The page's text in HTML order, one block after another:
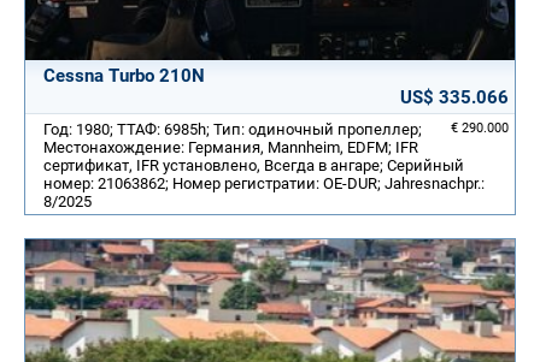
Cessna Turbo 210N
US$ 335.066
€ 290.000
Год: 1980; ТТАФ: 6985h; Тип: одиночный пропеллер;
Местонахождение: Германия, Mannheim, EDFM; IFR
сертификат, IFR установлено, Всегда в ангаре; Серийный
номер: 21063862; Номер регистратии: OE-DUR; Jahresnachpr.:
8/2025